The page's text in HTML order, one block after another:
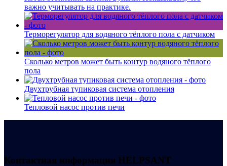
важно учитывать на практике.
Терморегулятор для водяного тёплого пола с датчиком
Сколько метров может быть контур водяного тёплого
пола
Двухтрубная тупиковая система отопления
Тепловой насос против печи
Контактная информация HELPSANT